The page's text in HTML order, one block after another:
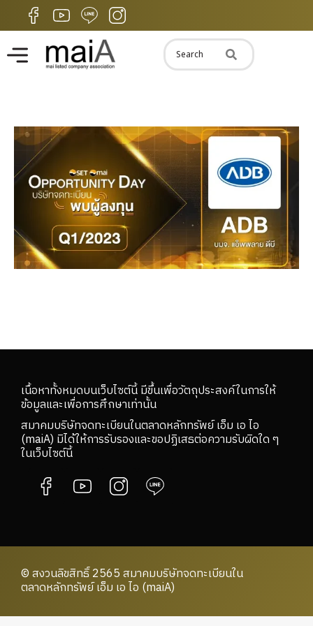
เนื้อหาทั้งหมดบนเว็บไซต์นี้ มีขึ้นเพื่อวัตถุประสงค์ในการให้
ข้อมูลและเพื่อการศึกษาเท่านั้น
สมาคมบริษัทจดทะเบียนในตลาดหลักทรัพย์ เอ็ม เอ ไอ
(maiA) มิได้ให้การรับรองและขอปฏิเสธต่อความรับผิดใด ๆ
ในเว็บไซต์นี้
© สงวนลิขสิทธิ์ 2565 สมาคมบริษัทจดทะเบียนใน
ตลาดหลักทรัพย์ เอ็ม เอ ไอ (maiA)